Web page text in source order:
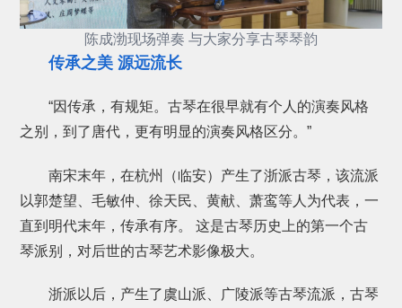
陈成渤现场弹奏 与大家分享古琴琴韵
传承之美 源远流长
“因传承，有规矩。古琴在很早就有个人的演奏风格
之别，到了唐代，更有明显的演奏风格区分。”
南宋末年，在杭州（临安）产生了浙派古琴，该流派
以郭楚望、毛敏仲、徐天民、黄献、萧鸾等人为代表，一
直到明代末年，传承有序。 这是古琴历史上的第一个古
琴派别，对后世的古琴艺术影像极大。
浙派以后，产生了虞山派、广陵派等古琴流派，古琴